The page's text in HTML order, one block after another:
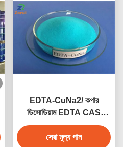
EDTA-CuNa2/ কপার
ডিসোডিয়াম EDTA CAS
14025-15-1
সেরা মূল্য পান